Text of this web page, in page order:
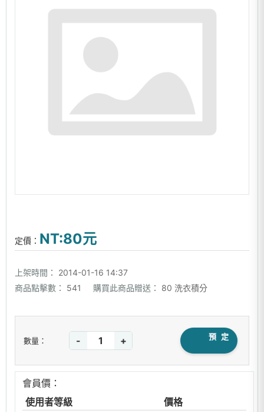
定價： NT:80元
上架時間：
2014-01-16 14:37
商品點擊數：
541 購買此商品贈送： 80 洗衣積分
數量： - + 預 定
會員價：
使用者等級
價格